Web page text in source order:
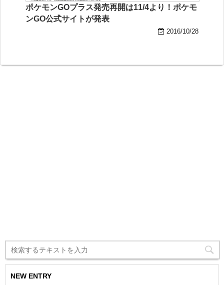
ポケモンGOプラス発売再開は11/4より！ポケモ
ンGO公式サイトが発表
2016/10/28
NEW ENTRY